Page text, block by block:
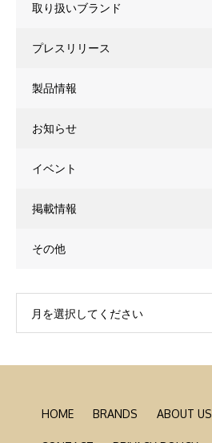
取り扱いブランド
プレスリリース
製品情報
お知らせ
イベント
掲載情報
その他
月を選択してください
HOME BRANDS ABOUT US